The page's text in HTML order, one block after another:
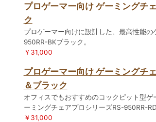
プロゲーマー向け ゲーミングチ
ク
プロゲーマー向けに設計した、最高性能
950RR-BKブラック。
￥31,000
プロゲーマー向け ゲーミングチ
＆ブラック
オフィスでもおすすめのコックピット型
ーミングチェアプロシリーズRS-950RR-
￥31,000